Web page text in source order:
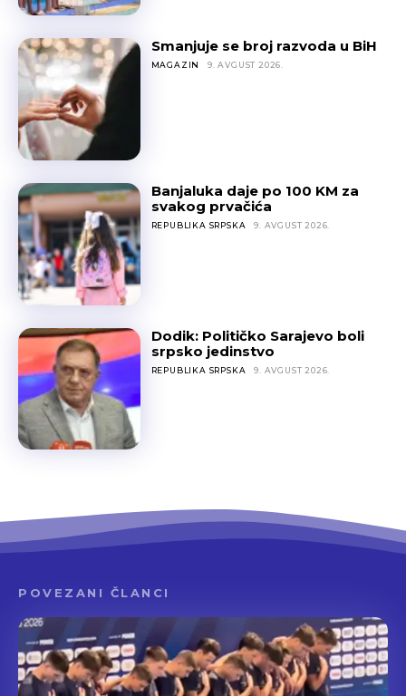
Smanjuje se broj razvoda u BiH
MAGAZIN 9. AVGUST 2026.
Banjaluka daje po 100 KM za
svakog prvačića
REPUBLIKA SRPSKA 9. AVGUST 2026.
Dodik: Političko Sarajevo boli
srpsko jedinstvo
REPUBLIKA SRPSKA 9. AVGUST 2026.
POVEZANI ČLANCI